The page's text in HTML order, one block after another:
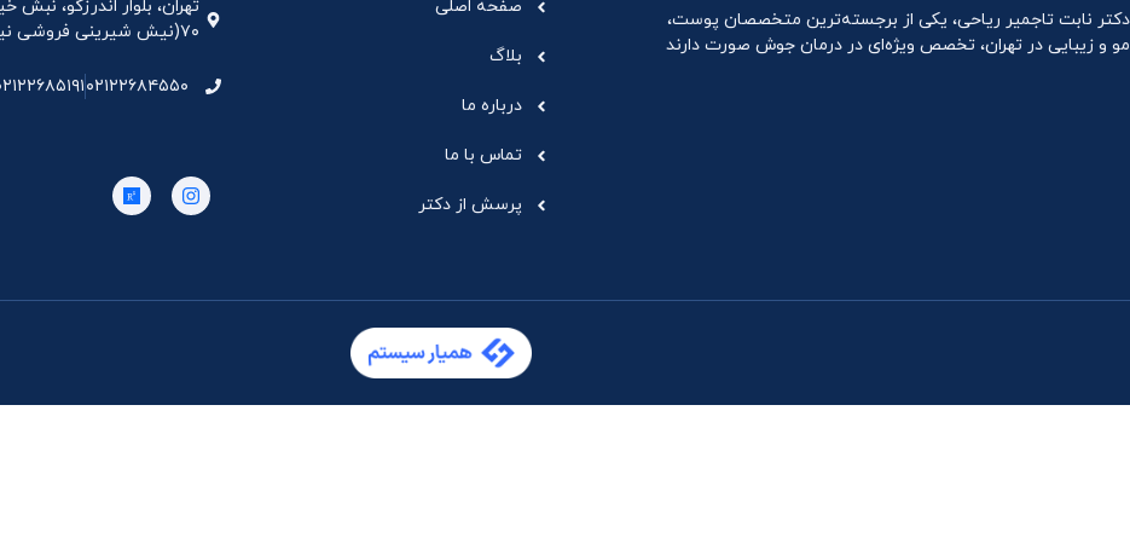
دکتر نابت تاجمیر ریاحی، یکی از برجسته‌ترین متخصصان پوست،
مو و زیبایی در تهران، تخصص ویژه‌ای در درمان جوش صورت دارند
صفحه اصلی
بلاگ
درباره ما
تماس با ما
پرسش از دکتر
تهران، بلوار اندرزگو، نبش
۷۰(نیش شیرینی فروشی نیشکر)، واحد ۳۳ ، طبقه ۵
۰۲۱۲۲۶۸۴۵۵۰